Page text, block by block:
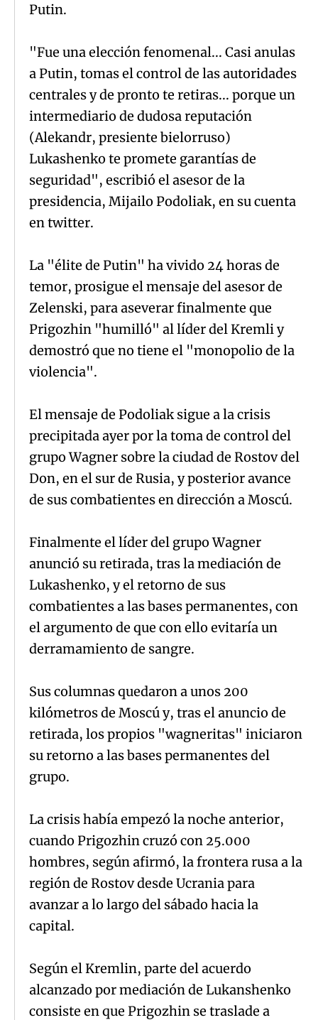
Putin.
"Fue una elección fenomenal... Casi anulas
a Putin, tomas el control de las autoridades
centrales y de pronto te retiras... porque un
intermediario de dudosa reputación
(Alekandr, presiente bielorruso)
Lukashenko te promete garantías de
seguridad", escribió el asesor de la
presidencia, Mijailo Podoliak, en su cuenta
en twitter.
La "élite de Putin" ha vivido 24 horas de
temor, prosigue el mensaje del asesor de
Zelenski, para aseverar finalmente que
Prigozhin "humilló" al líder del Kremli y
demostró que no tiene el "monopolio de la
violencia".
El mensaje de Podoliak sigue a la crisis
precipitada ayer por la toma de control del
grupo Wagner sobre la ciudad de Rostov del
Don, en el sur de Rusia, y posterior avance
de sus combatientes en dirección a Moscú.
Finalmente el líder del grupo Wagner
anunció su retirada, tras la mediación de
Lukashenko, y el retorno de sus
combatientes a las bases permanentes, con
el argumento de que con ello evitaría un
derramamiento de sangre.
Sus columnas quedaron a unos 200
kilómetros de Moscú y, tras el anuncio de
retirada, los propios "wagneritas" iniciaron
su retorno a las bases permanentes del
grupo.
La crisis había empezó la noche anterior,
cuando Prigozhin cruzó con 25.000
hombres, según afirmó, la frontera rusa a la
región de Rostov desde Ucrania para
avanzar a lo largo del sábado hacia la
capital.
Según el Kremlin, parte del acuerdo
alcanzado por mediación de Lukanshenko
consiste en que Prigozhin se traslade a